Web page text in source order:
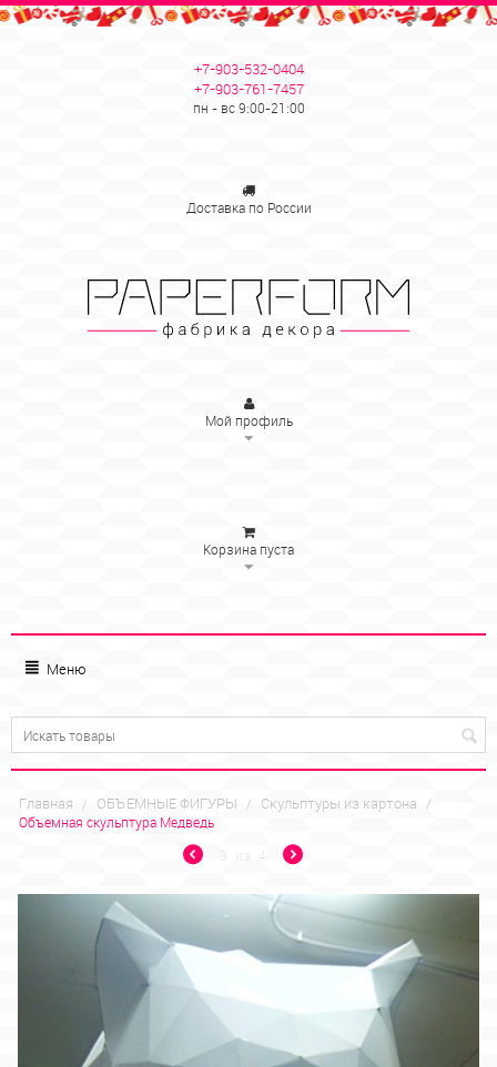
+7-903-532-0404
+7-903-761-7457
пн - вс 9:00-21:00
Доставка по России
Мой профиль
Корзина пуста
Меню
Главная / ОБЪЕМНЫЕ ФИГУРЫ / Скульптуры из картона
/
Объемная скульптура Медведь
3
из 4